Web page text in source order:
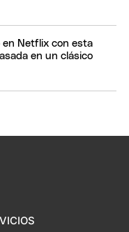
en Netflix con esta
en un clásico